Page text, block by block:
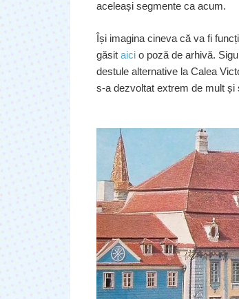
aceleași segmente ca acum.
Își imagina cineva că va fi
găsit aicio poză de arhivă.
destule alternative la Calea
s-a dezvoltat extrem de mult